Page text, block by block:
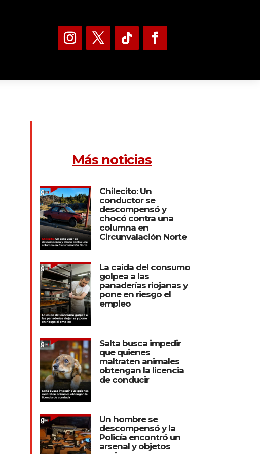
Más noticias
Chilecito: Un
conductor se
descompensó y
chocó contra una
columna en
Circunvalación Norte
La caída del consumo
golpea a las
panaderías riojanas y
pone en riesgo el
empleo
Salta busca impedir
que quienes
maltraten animales
obtengan la licencia
de conducir
Un hombre se
descompensó y la
Policía encontró un
arsenal y objetos